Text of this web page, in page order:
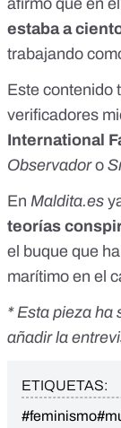
estaba a
trabajando
Este contenido
verificadores
International
Observadoro
En Maldita.es
teorías
el buque que
marítimo en el
* Esta pieza ha
añadir la
ETIQUETAS:
#feminismo